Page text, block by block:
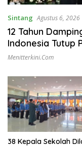
Sintang Agustus 6, 2026
12 Tahun
Indonesia Tutup
Menitterkini.com
38 Kepala Sekolah